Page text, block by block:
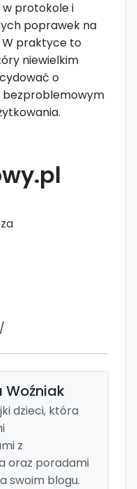
protokole i
poprawek na
praktyce to
niewielkim
o
bezproblemowym
dzieci, która
z
oraz poradami
swoim blogu.